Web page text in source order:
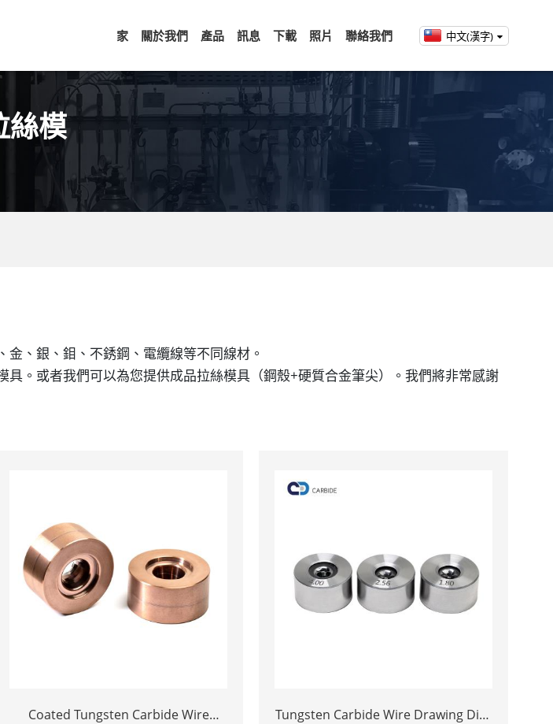
家 關於我們 產品 訊息 下載 照片 聯絡我們 中文(漢字)
絲模
、銀、鉬、不銹鋼、電纜線等不同線材。
。或者我們可以為您提供成品拉絲模具（鋼殼+硬質合金筆尖）。我們將非常感謝
Coated Tungsten Carbide Wire
Tungsten Carbide Wire Drawing Dies